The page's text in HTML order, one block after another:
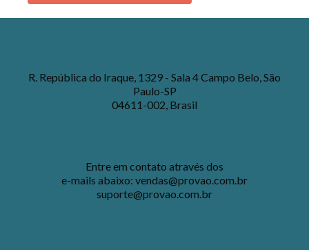
R. República do Iraque, 1329 - Sala 4 Campo Belo, São
Paulo-SP
04611-002, Brasil
Entre em contato através dos
e-mails abaixo: vendas@provao.com.br
suporte@provao.com.br